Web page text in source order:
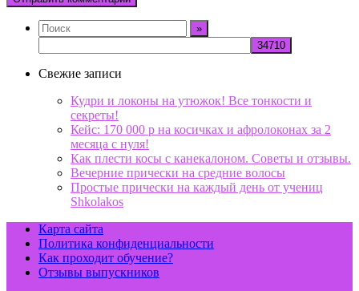
Свежие записи
Кудри и локоны на утюжок! Все тонкости и
секреты!
Кейс: 170 000 р на косичках и афролоконах за 2
месяца с нуля!
Как плести косы с канекалоном. Советы и отзывы.
Вечерние прически на средние волосы
Простые прически на каждый день от учениц
Shkolakos
Карта сайта
Политика конфиденциальности
Как проходит обучение?
Отзывы выпускников